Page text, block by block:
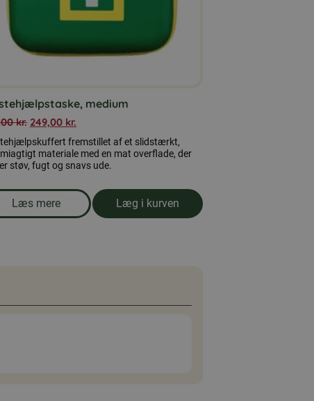
medium
kr. 249,00 kr.
fremstillet af et slidstærkt,
materiale med en mat overflade, der
støv, fugt og snavs ude.
Læs mere
om produkten Førstehjælpstaske, medium
Læg i kurven